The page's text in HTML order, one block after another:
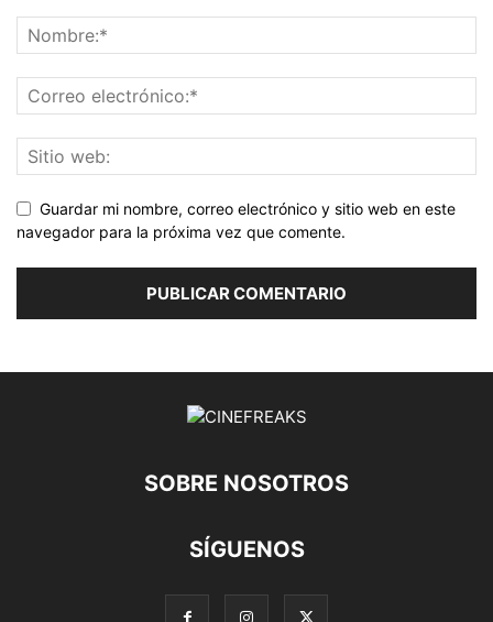
Guardar mi nombre, correo electrónico y sitio web en este
navegador para la próxima vez que comente.
SOBRE NOSOTROS
SÍGUENOS